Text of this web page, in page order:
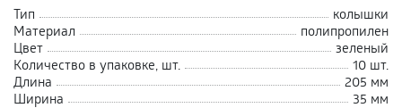
Тип
колышки
Материал
полипропилен
Цвет
зеленый
Количество в упаковке, шт.
10 шт.
Длина
205 мм
Ширина
35 мм